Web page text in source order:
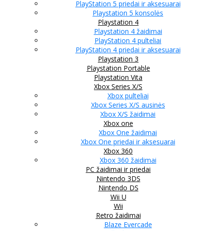
PlayStation 5 priedai ir aksesuarai
Playstation 5 konsolės
Playstation 4
Playstation 4 žaidimai
PlayStation 4 pulteliai
PlayStation 4 priedai ir aksesuarai
Playstation 3
Playstation Portable
Playstation Vita
Xbox Series X/S
Xbox pulteliai
Xbox Series X/S ausinės
Xbox X/S žaidimai
Xbox one
Xbox One žaidimai
Xbox One priedai ir aksesuarai
Xbox 360
Xbox 360 žaidimai
PC žaidimai ir priedai
Nintendo 3DS
Nintendo DS
Wii U
Wii
Retro žaidimai
Blaze Evercade